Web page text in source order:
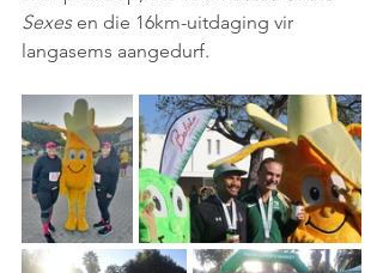
Sexes en die 16km-uitdaging vir
langasems aangedurf.